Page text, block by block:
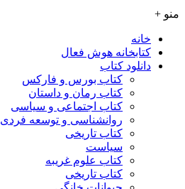
منو +
خانه
کتابخانه هوش فعال
دانلود کتاب
کتاب بورس و فارکس
کتاب رمان و داستان
کتاب اجتماعی و سیاسی
روانشناسی و توسعه فردی
کتاب تاریخی
سیاست
کتاب علوم غریبه
کتاب تاریخی